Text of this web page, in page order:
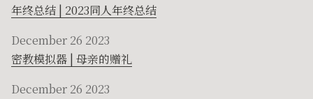
年终总结 | 2023同人年终总结
December 26 2023
密教模拟器 | 母亲的赠礼
December 26 2023